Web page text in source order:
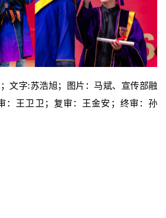
；文字:苏浩旭；图片：马斌、宣传部融
：王卫卫；复审：王金安；终审：孙